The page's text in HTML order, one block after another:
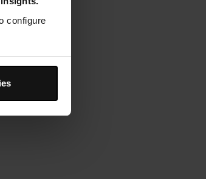
configure
!
produits